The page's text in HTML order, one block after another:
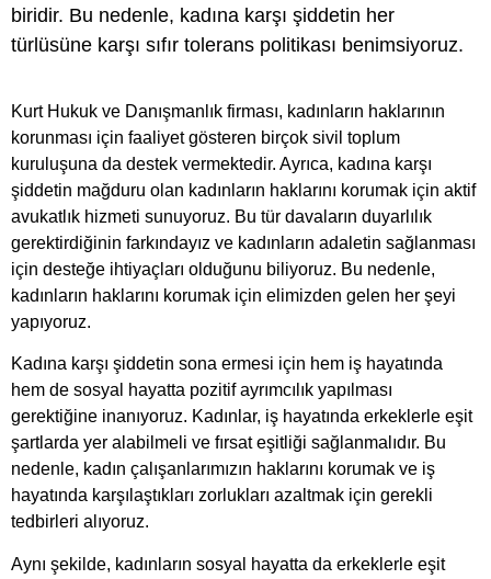
biridir. Bu nedenle, kadına karşı şiddetin her
türlüsüne karşı sıfır tolerans politikası benimsiyoruz.
Kurt Hukuk ve Danışmanlık firması, kadınların haklarının
korunması için faaliyet gösteren birçok sivil toplum
kuruluşuna da destek vermektedir. Ayrıca, kadına karşı
şiddetin mağduru olan kadınların haklarını korumak için aktif
avukatlık hizmeti sunuyoruz. Bu tür davaların duyarlılık
gerektirdiğinin farkındayız ve kadınların adaletin sağlanması
için desteğe ihtiyaçları olduğunu biliyoruz. Bu nedenle,
kadınların haklarını korumak için elimizden gelen her şeyi
yapıyoruz.
Kadına karşı şiddetin sona ermesi için hem iş hayatında
hem de sosyal hayatta pozitif ayrımcılık yapılması
gerektiğine inanıyoruz. Kadınlar, iş hayatında erkeklerle eşit
şartlarda yer alabilmeli ve fırsat eşitliği sağlanmalıdır. Bu
nedenle, kadın çalışanlarımızın haklarını korumak ve iş
hayatında karşılaştıkları zorlukları azaltmak için gerekli
tedbirleri alıyoruz.
Aynı şekilde, kadınların sosyal hayatta da erkeklerle eşit